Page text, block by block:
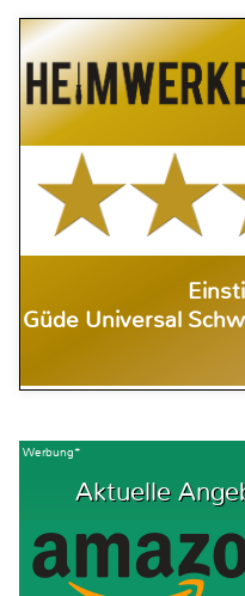
Güde Universal
Werbung*
Aktuelle